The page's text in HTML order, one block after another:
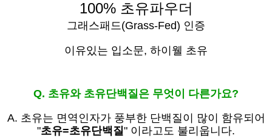
100% 초유파우더
그래스패드(Grass-Fed) 인증
이유있는 입소문, 하이웰 초유
Q. 초유와 초유단백질은 무엇이 다른가요?
A. 초유는 면역인자가 풍부한 단백질이 많이 함유되어
"초유=초유단백질" 이라고도 불리웁니다.